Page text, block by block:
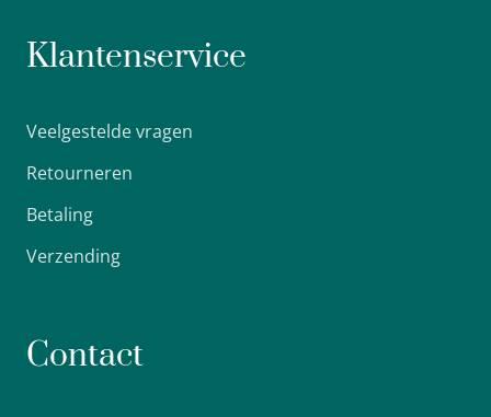
Klantenservice
Veelgestelde vragen
Retourneren
Betaling
Verzending
Contact